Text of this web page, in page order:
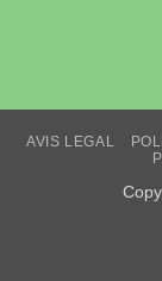
AVIS LEGAL